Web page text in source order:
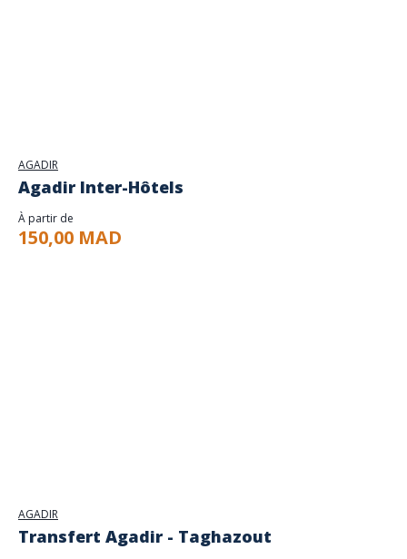
AGADIR
Agadir Inter-Hôtels
À partir de
150,00 MAD
AGADIR
Transfert Agadir - Taghazout